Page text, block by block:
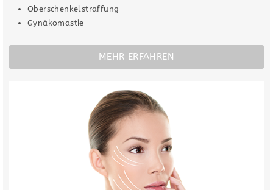
Oberschenkelstraffung
Gynäkomastie
MEHR ERFAHREN